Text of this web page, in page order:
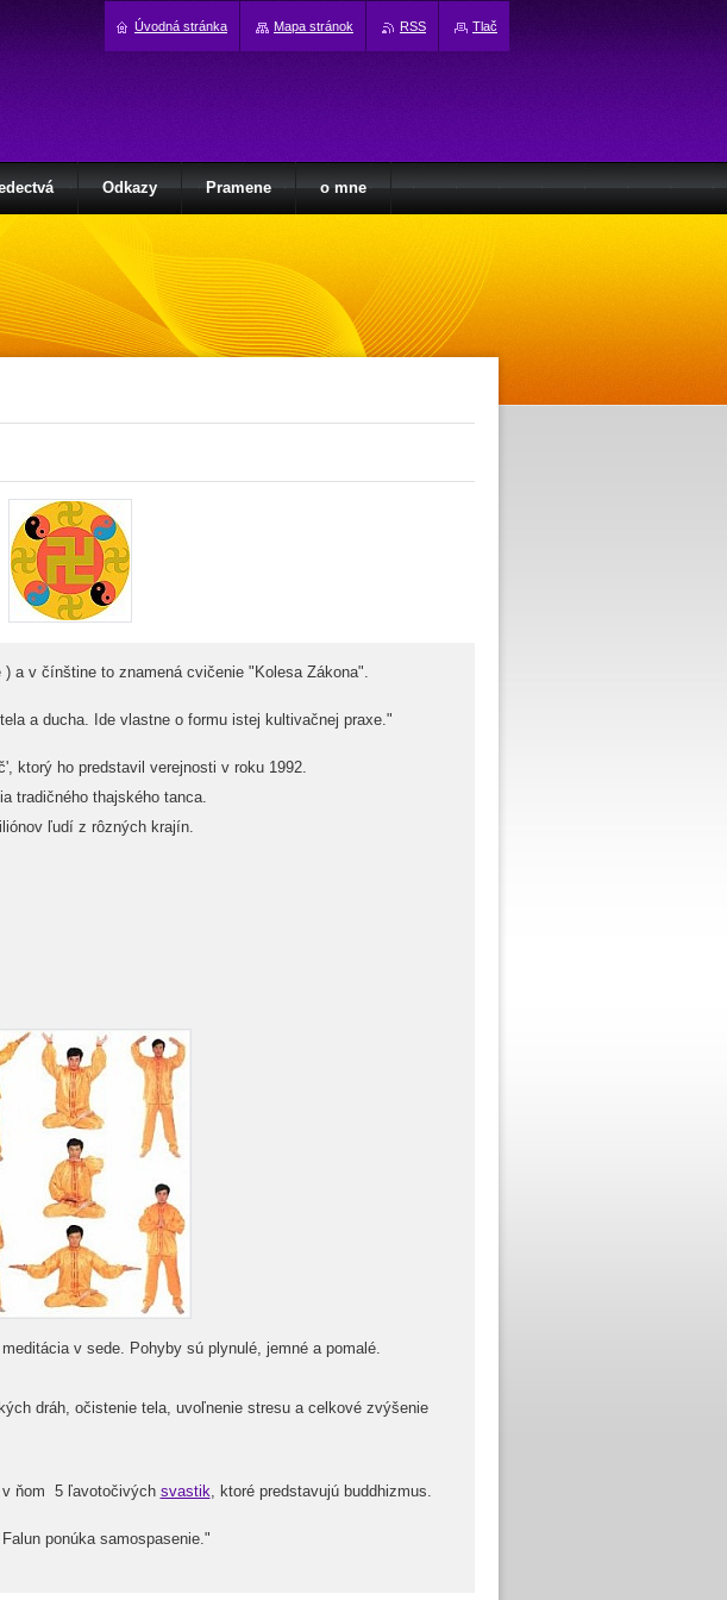
a v čínštine to znamená cvičenie "Kolesa Zákona".
a ducha. Ide vlastne o formu istej kultivačnej praxe."
ktorý ho predstavil verejnosti v roku 1992.
tradičného thajského tanca.
ľudí z rôzných krajín.
v sede. Pohyby sú plynulé, jemné a pomalé.
dráh, očistenie tela, uvoľnenie stresu a celkové zvýšenie
v ňom 5 ľavotočivých svastik, ktoré predstavujú buddhizmus.
ponúka samospasenie."
Odkazy Pramene o mne
Úvodná stránka Mapa stránok RSS Tlač